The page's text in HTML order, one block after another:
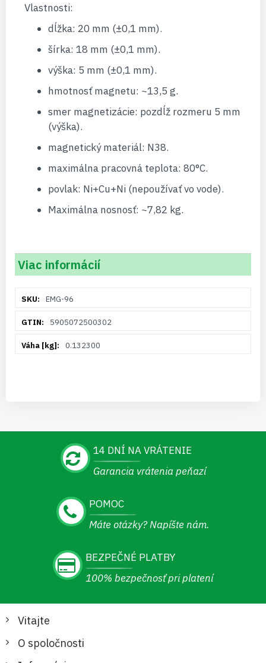
Vlastnosti:
dĺžka: 20 mm (±0,1 mm).
šírka: 18 mm (±0,1 mm).
výška: 5 mm (±0,1 mm).
hmotnosť magnetu: ~13,5 g.
smer magnetizácie: pozdĺž rozmeru 5 mm
(výška).
magnetický materiál: N38.
maximálna pracovná teplota: 80°C.
povlak: Ni+Cu+Ni (nepoužívať vo vode).
Maximálna nosnosť: ~7,82 kg.
Viac informácií
informáciíEMG-96
5905072500302
0.132300
14 DNÍ NA VRÁTENIE
Garancia vrátenia peňazí
POMOC
Máte otázky? Napíšte nám.
BEZPEČNÉ PLATBY
100% bezpečnosť pri platení
Vitajte
O spoločnosti